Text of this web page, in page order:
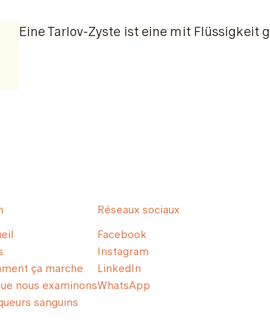
Eine Tarlov-Zyste ist eine mit Flüssigkeit
ça marche
nous examinons
sanguins
Réseaux sociaux
Facebook
Instagram
LinkedIn
WhatsApp